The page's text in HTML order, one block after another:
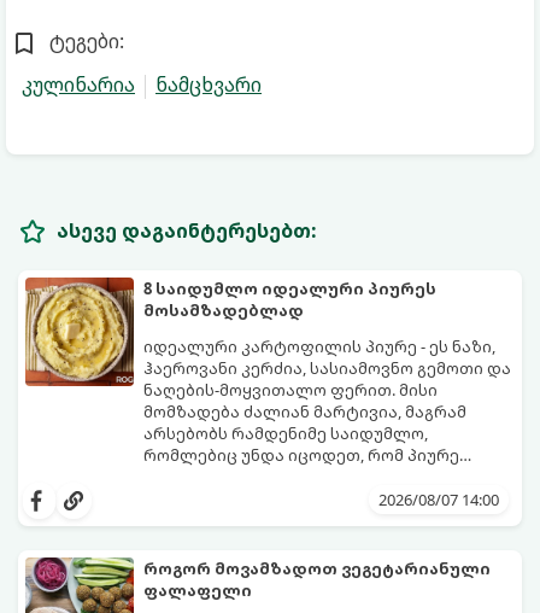
ტეგები:
კულინარია
ნამცხვარი
ასევე დაგაინტერესებთ:
8 საიდუმლო იდეალური პიურეს
მოსამზადებლად
იდეალური კარტოფილის პიურე - ეს ნაზი,
ჰაეროვანი კერძია, სასიამოვნო გემოთი და
ნაღების-მოყვითალო ფერით. მისი
მომზადება ძალიან მარტივია, მაგრამ
არსებობს რამდენიმე საიდუმლო,
რომლებიც უნდა იცოდეთ, რომ პიურე
2026/08/07 14:00
როგორ მოვამზადოთ ვეგეტარიანული
ფალაფელი